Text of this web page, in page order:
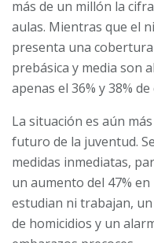
más de un millón la
aulas. Mientras que el
presenta una cobertura
prebásica y media son
apenas el 36% y 38%
La situación es aún
futuro de la juventud.
medidas inmediatas,
un aumento del 47%
estudian ni trabajan,
de homicidios y un